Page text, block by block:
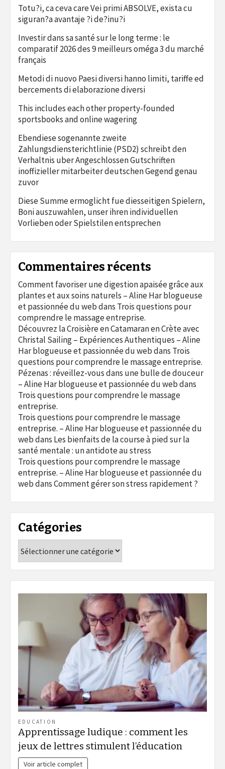
Totu?i, ca ceva care Vei primi ABSOLVE, exista cu
siguran?a avantaje ?i de?inu?i
Investir dans sa santé sur le long terme : le
comparatif 2026 des 9 meilleurs oméga 3 du marché
français
Metodi di nuovo Paesi diversi hanno limiti, tariffe ed
bercements di elaborazione diversi
This includes each other property-founded
sportsbooks and online wagering
Ebendiese sogenannte zweite
Zahlungsdiensterichtlinie (PSD2) schreibt den
Verhaltnis uber Angeschlossen Gutschriften
inoffizieller mitarbeiter deutschen Gegend genau
zuvor
Diese Summe ermoglicht fue diesseitigen Spielern,
Boni auszuwahlen, unser ihren individuellen
Vorlieben oder Spielstilen entsprechen
Commentaires récents
Comment favoriser une digestion apaisée grâce aux
plantes et aux soins naturels – Aline Har blogueuse
et passionnée du webdans Trois questions pour
comprendre le massage entreprise.
Découvrez la Croisière en Catamaran en Crète avec
Christal Sailing – Expériences Authentiques – Aline
Har blogueuse et passionnée du webdans Trois
questions pour comprendre le massage entreprise.
Pézenas : réveillez-vous dans une bulle de douceur
– Aline Har blogueuse et passionnée du webdans
Trois questions pour comprendre le massage
entreprise.
Trois questions pour comprendre le massage
entreprise. – Aline Har blogueuse et passionnée du
webdans Les bienfaits de la course à pied sur la
santé mentale : un antidote au stress
Trois questions pour comprendre le massage
entreprise. – Aline Har blogueuse et passionnée du
webdansComment gérer son stress rapidement ?
Catégories
EDUCATION
Apprentissage ludique : comment les
jeux de lettres stimulent l’éducation
Voir article complet